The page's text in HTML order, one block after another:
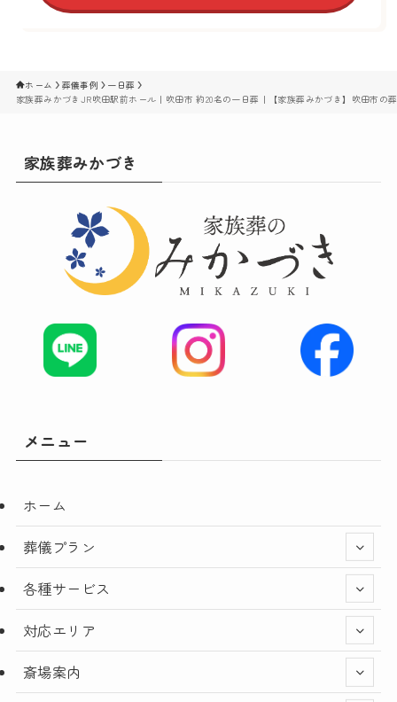
ホーム 葬儀事例
一日葬
家族葬みかづきJR吹田駅前ホール｜吹田市 約20名の一日葬｜【家族葬みかづき】吹田市の
家族葬みかづき
メニュー
ホーム
葬儀プラン
各種サービス
対応エリア
斎場案内